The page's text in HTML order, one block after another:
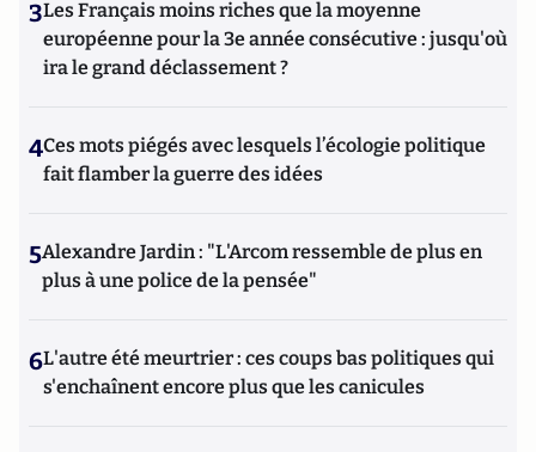
3Les Français moins riches que la moyenne
européenne pour la 3e année consécutive : jusqu'où
ira le grand déclassement ?
4Ces mots piégés avec lesquels l’écologie politique
fait flamber la guerre des idées
5Alexandre Jardin : "L'Arcom ressemble de plus en
plus à une police de la pensée"
6L'autre été meurtrier : ces coups bas politiques qui
s'enchaînent encore plus que les canicules